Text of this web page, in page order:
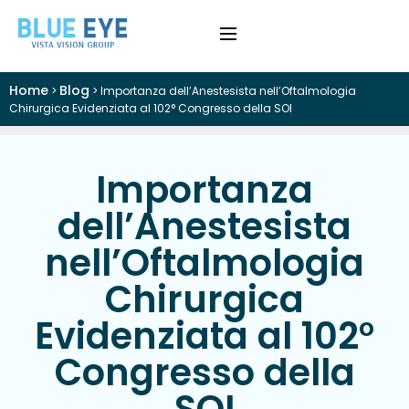
Home > Blog > Importanza dell’Anestesista nell’Oftalmologia
Chirurgica Evidenziata al 102° Congresso della SOI
Importanza
dell’Anestesista
nell’Oftalmologia
Chirurgica
Evidenziata al 102°
Congresso della
Difetti Visivi
Patologie
Trattamenti
Visite e Diagnostica
Chi Siamo
Colloquio Informativo